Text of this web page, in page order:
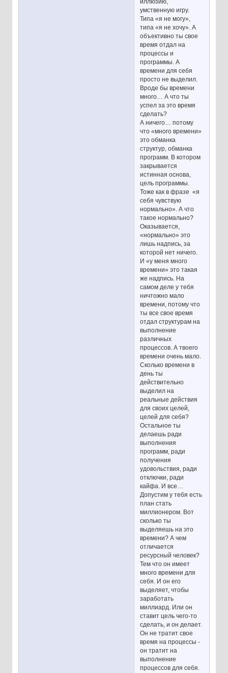
иллюзию,
умственную игру.
Типа «я не могу»,
типа «я не хочу». А
объективно ты свое
время отдал на
процессы и
программы. А
времени для себя
просто не выделил.
Вроде бы времени
много… А что ты
успел за это время
сделать?
А ничего… потому
что «много времени»
это обманка
структур, обманка
программ. В котором
закрывается
истинная основа,
цель программы.
Тоже как в фразе «я
себя чувствую
нормально». А что
такое нормально?
Оказывается,
«нормально» это
лишь надпись, за
которой нет ничего.
И «у меня много
времени» это такая
же надпись. На
самом деле у тебя
ничтожно мало
времени, потому что
ты все свое время
отдал структурам на
выполнение
различных
процессов. А твоего
времени очень мало.
Сколько времени в
день ты
действительно
выделил на
реальные действия
для своих целей,
целей для себя?
Остальное ты
делаешь ради
выполнения
программ, ради
получения
удовольствия, ради
отключки, ради
кайфа. И все…
Допустим у тебя есть
план стать
миллионером. Вот
сколько ты
выделяешь на это
времени? А чем
отличается
ресурсный человек?
Тем что он имеет
много времени для
себя. И он его
выделяет, чтобы
заработать
миллиард. Или он
ставит цель чего-то
сделать, и он делает.
Он не тратит свое
время на процессы -
он тратит на
выполнение
процессов для себя.